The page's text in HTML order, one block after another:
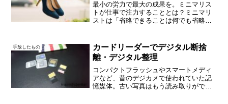
最小の労力で最大の成果を。ミニマリス
トが仕事で注力することとは？ミニマリ
ストは「省略できることは何でも省略し
手放したもの
カードリーダーでデジタル断捨
離・デジタル整理
コンパクトフラッシュやスマートメディ
アなど、昔のデジカメで使われていた記
憶媒体。古い写真はもう読み取りができ